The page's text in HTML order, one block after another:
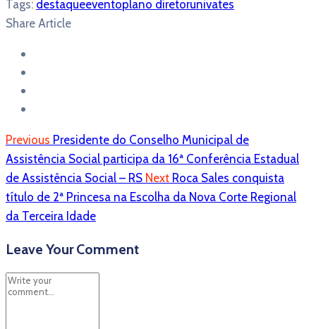
Tags: destaqueeventoplano diretorunivates
Share Article
Previous Presidente do Conselho Municipal de
Assistência Social participa da 16ª Conferência Estadual
de Assistência Social – RS Next Roca Sales conquista
título de 2ª Princesa na Escolha da Nova Corte Regional
da Terceira Idade
Leave Your Comment